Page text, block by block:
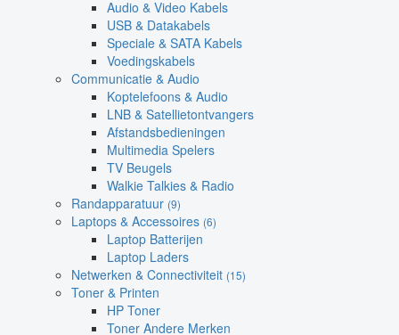
Audio & Video Kabels
USB & Datakabels
Speciale & SATA Kabels
Voedingskabels
Communicatie & Audio
Koptelefoons & Audio
LNB & Satellietontvangers
Afstandsbedieningen
Multimedia Spelers
TV Beugels
Walkie Talkies & Radio
Randapparatuur (9)
Laptops & Accessoires (6)
Laptop Batterijen
Laptop Laders
Netwerken & Connectiviteit (15)
Toner & Printen
HP Toner
Toner Andere Merken